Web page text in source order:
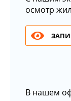
осмотр
В нашем